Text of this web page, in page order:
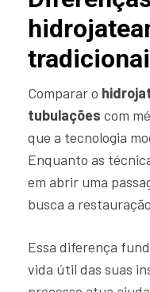
Comparar o
tubulações com
que a tecnologia
Enquanto as
em abrir uma
busca a
Essa diferença
vida útil das suas